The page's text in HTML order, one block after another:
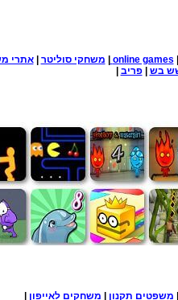
|
online games
| משחקי סוליטר |אתרי
בש |פריב |
| משפטים תקנון | משחקים לאייפון |